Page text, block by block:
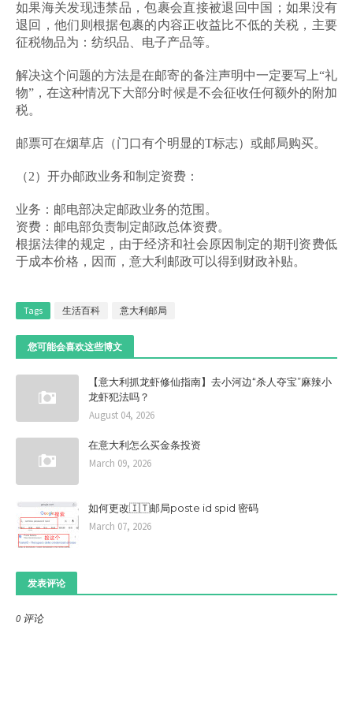
如果海关发现违禁品，包裹会直接被退回中国；如果没有
退回，他们则根据包裹的内容正收益比不低的关税，主要
征税物品为：纺织品、电子产品等。
解决这个问题的方法是在邮寄的备注声明中一定要写上“礼
物”，在这种情况下大部分时候是不会征收任何额外的附加
税。
邮票可在烟草店（门口有个明显的T标志）或邮局购买。
（2）开办邮政业务和制定资费：
业务：邮电部决定邮政业务的范围。
资费：邮电部负责制定邮政总体资费。
根据法律的规定，由于经济和社会原因制定的期刊资费低
于成本价格，因而，意大利邮政可以得到财政补贴。
Tags 生活百科 意大利邮局
您可能会喜欢这些博文
【意大利抓龙虾修仙指南】去小河边“杀人夺宝”麻辣小
龙虾犯法吗？
August 04, 2026
在意大利怎么买金条投资
March 09, 2026
如何更改🇮🇹邮局poste id spid 密码
March 07, 2026
发表评论
0 评论